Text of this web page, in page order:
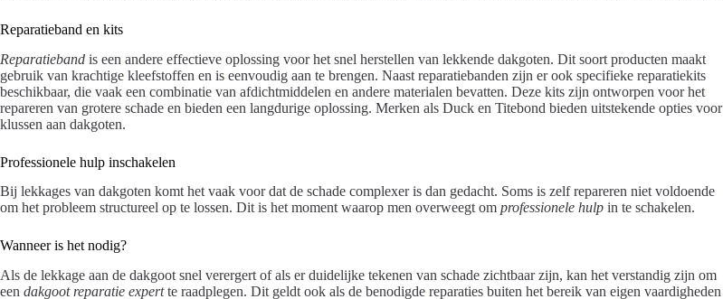
Reparatieband en kits
Reparatieband is een andere effectieve oplossing voor het snel herstellen van lekkende dakgoten. Dit soort producten maakt
gebruik van krachtige kleefstoffen en is eenvoudig aan te brengen. Naast reparatiebanden zijn er ook specifieke reparatiekits
beschikbaar, die vaak een combinatie van afdichtmiddelen en andere materialen bevatten. Deze kits zijn ontworpen voor het
repareren van grotere schade en bieden een langdurige oplossing. Merken als Duck en Titebond bieden uitstekende opties voor
klussen aan dakgoten.
Professionele hulp inschakelen
Bij lekkages van dakgoten komt het vaak voor dat de schade complexer is dan gedacht. Soms is zelf repareren niet voldoende
om het probleem structureel op te lossen. Dit is het moment waarop men overweegt om professionele hulp in te schakelen.
Wanneer is het nodig?
Als de lekkage aan de dakgoot snel verergert of als er duidelijke tekenen van schade zichtbaar zijn, kan het verstandig zijn om
een dakgoot reparatie expertte raadplegen. Dit geldt ook als de benodigde reparaties buiten het bereik van eigen vaardigheden